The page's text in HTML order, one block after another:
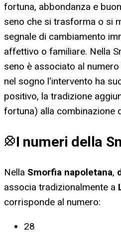
fortuna, abbondanza e
seno che si trasforma o si
segnale di cambiamento
affettivo o familiare. Nella
seno è associato al numero
nel sogno l'intervento ha
positivo, la tradizione
fortuna) alla combinazione
I numeri della
Nella Smorfia napoletana,
associa tradizionalmente a
corrisponde al numero:
28